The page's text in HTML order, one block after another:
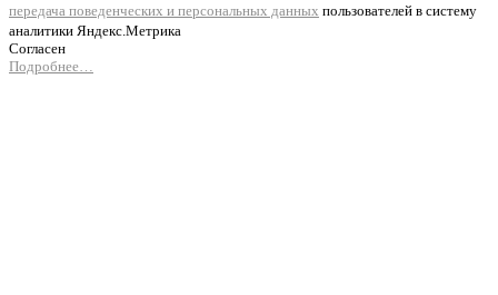
передача поведенческих и персональных данных пользователей в систему
аналитики Яндекс.Метрика
Согласен
Подробнее…